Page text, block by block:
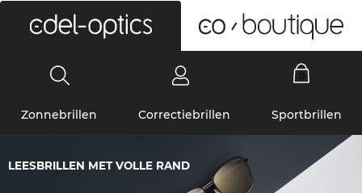
Zonnebrillen Correctiebrillen Sportbrillen
LEESBRILLEN MET VOLLE RAND